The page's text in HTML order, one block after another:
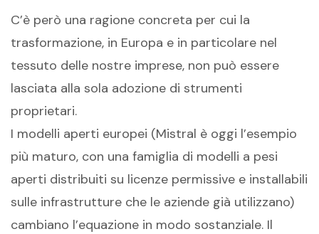
C’è però una ragione concreta per cui la
trasformazione, in Europa e in particolare nel
tessuto delle nostre imprese, non può essere
lasciata alla sola adozione di strumenti
proprietari.
I modelli aperti europei (Mistral è oggi l’esempio
più maturo, con una famiglia di modelli a pesi
aperti distribuiti su licenze permissive e installabili
sulle infrastrutture che le aziende già utilizzano)
cambiano l’equazione in modo sostanziale. Il